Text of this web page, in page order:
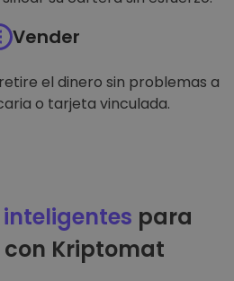
Vender
el dinero sin problemas a
o tarjeta vinculada.
para
Kriptomat